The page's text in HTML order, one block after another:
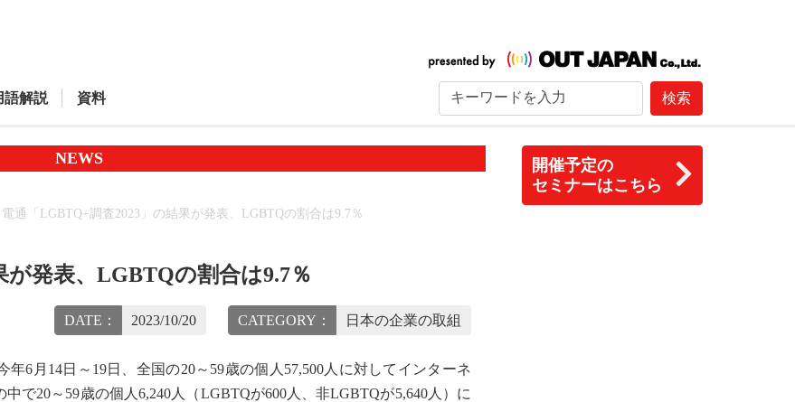
語解説 資料 検索
開催予定の
セミナーはこちら
NEWS
電通「LGBTQ+調査2023」の結果が発表、LGBTQの割合は9.7％
発表、LGBTQの割合は9.7％
DATE： 2023/10/20 CATEGORY： 日本の企業の取組
6月14日～19日、全国の20～59歳の個人57,500人に対してインターネ
で20～59歳の個人6,240人（LGBTQが600人、非LGBTQが5,640人）に